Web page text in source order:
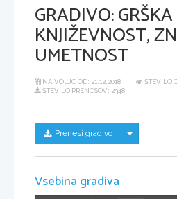
GRADIVO:GRŠKA
KNJIŽEVNOST,
UMETNOST
NA VOLJO OD: 21.12.2018
ŠTEVILO
ŠTEVILO PRENOSOV: 2348
Prenesi gradivo Skrij/prikaži
Vsebina gradiva